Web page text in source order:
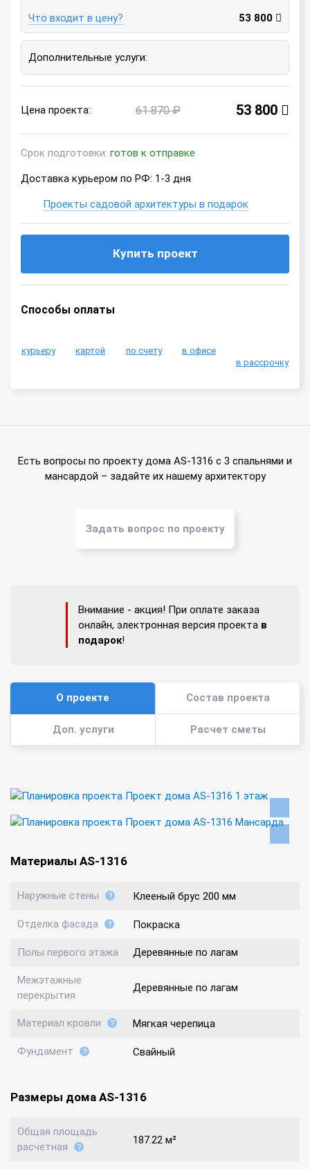
Что входит в цену? 53 800
Дополнительные услуги:
Цена проекта: 61 870 ₽ 53 800
Срок подготовки: готов к отправке
Доставка курьером по РФ: 1-3 дня
Проекты садовой архитектуры в подарок
Купить проект
Способы оплаты
курьеру картой по счету
в офисе
в рассрочку
Есть вопросы по проекту дома AS-1316 с 3 спальнями и
мансардой – задайте их нашему архитектору
Задать вопрос по проекту
Внимание - акция! При оплате заказа
онлайн, электронная версия проекта в
подарок!
О проекте Состав проекта
Доп. услуги Расчет сметы
Материалы AS-1316
Наружные стены Клееный брус 200 мм
Отделка фасада Покраска
Полы первого этажа Деревянные по лагам
Межэтажные
перекрытия
Деревянные по лагам
Материал кровли Мягкая черепица
Фундамент Свайный
Размеры дома AS-1316
Общая площадь
расчетная
187.22 м²